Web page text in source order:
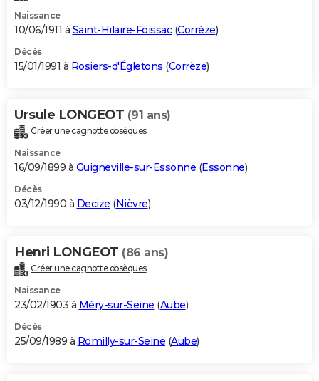
Naissance
10/06/1911 à Saint-Hilaire-Foissac(Corrèze)
Décès
15/01/1991 à Rosiers-d'Égletons (Corrèze)
Ursule LONGEOT (91 ans)
Créer une cagnotte obsèques
Naissance
16/09/1899 à Guigneville-sur-Essonne (Essonne)
Décès
03/12/1990 à Decize (Nièvre)
Henri LONGEOT (86 ans)
Créer une cagnotte obsèques
Naissance
23/02/1903 à Méry-sur-Seine (Aube)
Décès
25/09/1989 à Romilly-sur-Seine (Aube)